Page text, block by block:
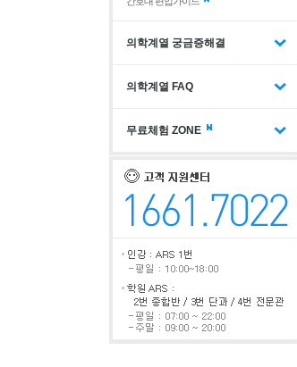
의학계열 궁금증해결
의학계열 FAQ
무료체험 ZONE